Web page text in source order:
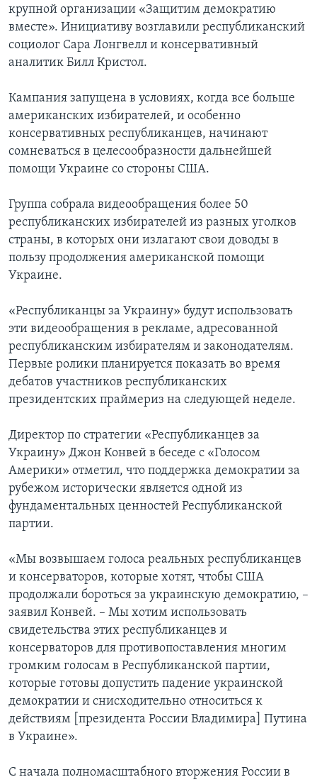
крупной организации «Защитим демократию
вместе». Инициативу возглавили республиканский
социолог Сара Лонгвелл и консервативный
аналитик Билл Кристол.
Кампания запущена в условиях, когда все больше
американских избирателей, и особенно
консервативных республиканцев, начинают
сомневаться в целесообразности дальнейшей
помощи Украине со стороны США.
Группа собрала видеообращения более 50
республиканских избирателей из разных уголков
страны, в которых они излагают свои доводы в
пользу продолжения американской помощи
Украине.
«Республиканцы за Украину» будут использовать
эти видеообращения в рекламе, адресованной
республиканским избирателям и законодателям.
Первые ролики планируется показать во время
дебатов участников республиканских
президентских праймериз на следующей неделе.
Директор по стратегии «Республиканцев за
Украину» Джон Конвей в беседе с «Голосом
Америки» отметил, что поддержка демократии за
рубежом исторически является одной из
фундаментальных ценностей Республиканской
партии.
«Мы возвышаем голоса реальных республиканцев
и консерваторов, которые хотят, чтобы США
продолжали бороться за украинскую демократию, –
заявил Конвей. – Мы хотим использовать
свидетельства этих республиканцев и
консерваторов для противопоставления многим
громким голосам в Республиканской партии,
которые готовы допустить падение украинской
демократии и снисходительно относиться к
действиям [президента России Владимира] Путина
в Украине».
С начала полномасштабного вторжения России в